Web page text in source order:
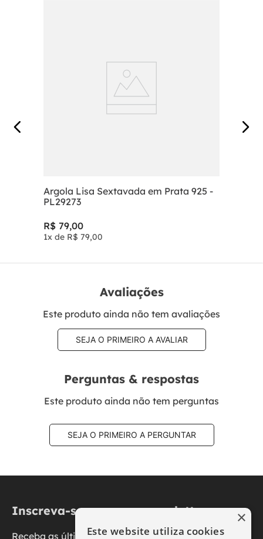
Argola Lisa Sextavada em Prata 925 -
PL29273
R$ 79,00
1x de R$ 79,00
Avaliações
Este produto ainda não tem avaliações
SEJA O PRIMEIRO A AVALIAR
Perguntas & respostas
Este produto ainda não tem perguntas
SEJA O PRIMEIRO A PERGUNTAR
Inscreva-se na nossa newsletter
Receba as últimas novidades, promoções e
Este website utiliza cookies
×